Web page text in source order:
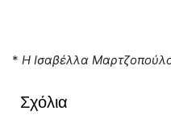
* Η Ισαβέλλα
Σχόλια